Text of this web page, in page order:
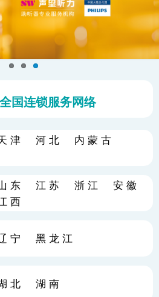
国连锁服务网络
津 河北
内蒙古
东 江苏 浙江
安徽
西
宁 黑龙江
北 湖南